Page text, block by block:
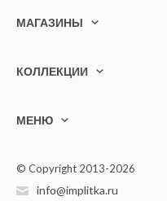
МАГАЗИНЫ
КОЛЛЕКЦИИ
МЕНЮ
© Copyright 2013-2026
info@implitka.ru